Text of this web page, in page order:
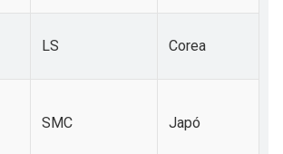
LS Corea
SMC Japó